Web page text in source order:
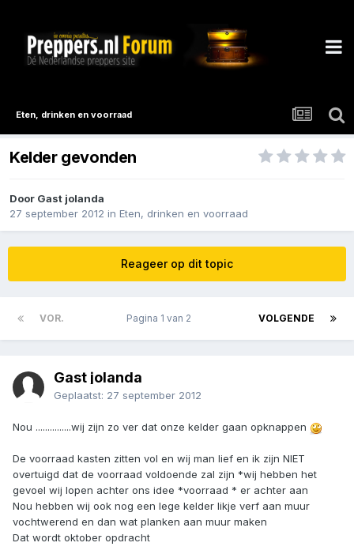
Eten, drinken en voorraad
Kelder gevonden
Door Gast jolanda
27 september 2012 in Eten, drinken en voorraad
Reageer op dit topic
VOR. VOLGENDE
Pagina 1 van 2
Gast jolanda
Geplaatst: 27 september 2012
Nou ...............wij zijn zo ver dat onze kelder gaan opknappen
De voorraad kasten zitten vol en wij man lief en ik zijn NIET
overtuigd dat de voorraad voldoende zal zijn *wij hebben het
gevoel wij lopen achter ons idee *voorraad * er achter aan
Nou hebben wij ook nog een lege kelder likje verf aan muur
vochtwerend en dan wat planken aan muur maken
Dat wordt oktober opdracht